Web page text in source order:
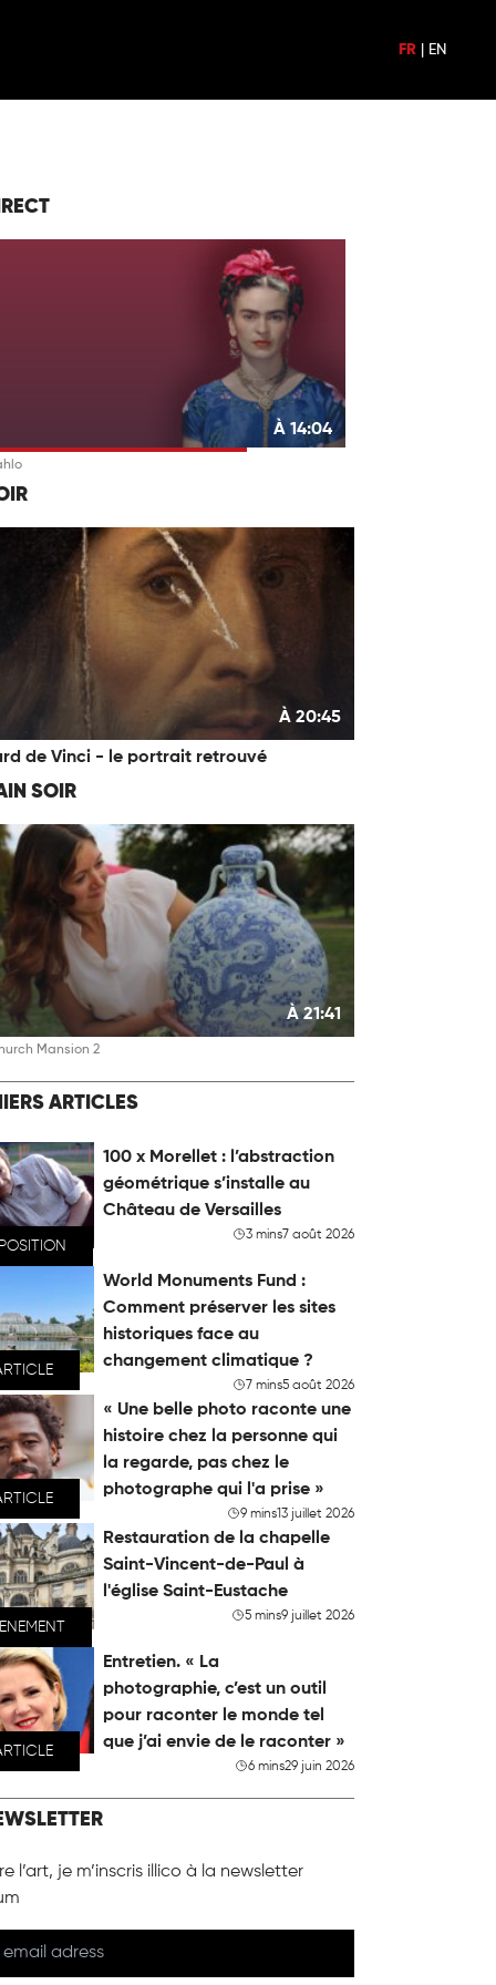
FR EN
À 14:04
À 20:45
de Vinci - le portrait retrouvé
SOIR
À 21:41
Mansion 2
ARTICLES
100 x Morellet : l’abstraction
géométrique s’installe au
Château de Versailles
3 mins7 août 2026
World Monuments Fund :
Comment préserver les sites
historiques face au
changement climatique ?
7 mins5 août 2026
« Une belle photo raconte une
histoire chez la personne qui
la regarde, pas chez le
photographe qui l'a prise »
9 mins13 juillet 2026
Restauration de la chapelle
Saint-Vincent-de-Paul à
l'église Saint-Eustache
5 mins9 juillet 2026
Entretien. « La
photographie, c’est un outil
pour raconter le monde tel
que j’ai envie de le raconter »
6 mins29 juin 2026
l’art, je m’inscris illico à la newsletter